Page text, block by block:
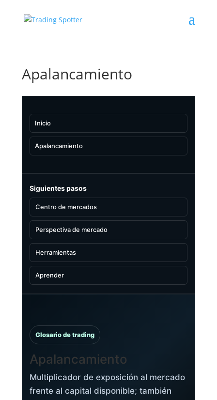
Apalancamiento
Inicio
Apalancamiento
Siguientes pasos
Centro de mercados
Perspectiva de mercado
Herramientas
Aprender
Glosario de trading
Apalancamiento
Multiplicador de exposición al mercado
frente al capital disponible; también